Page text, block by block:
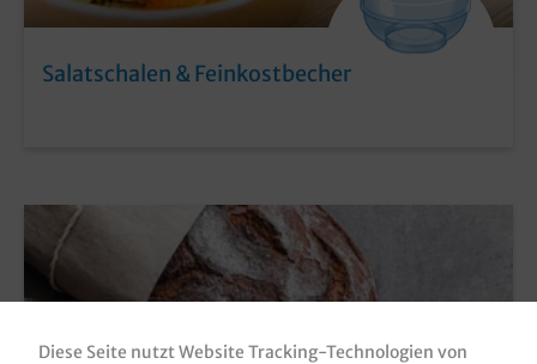
Salatschalen & Feinkostbecher
Diese Seite nutzt Website Tracking-Technologien von